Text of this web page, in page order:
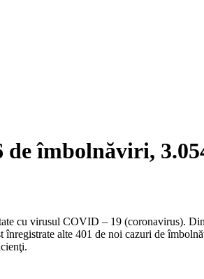
îmbolnăviri,
cu virusul COVID – 19 (coronavirus).
alte 401 de noi cazuri de